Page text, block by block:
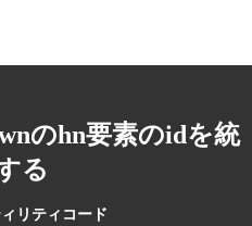
のhn要素のidを統
る
リティコード